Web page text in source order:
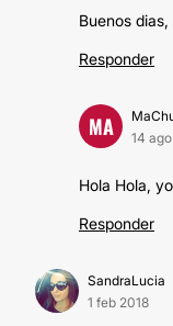
Buenos
Responder
MA
14
Hola Hola,
Responder
SandraLucia
1 feb 2018